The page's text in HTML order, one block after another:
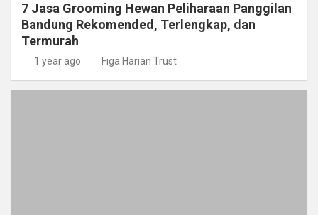
7 Jasa Grooming Hewan Peliharaan Panggilan
Bandung Rekomended, Terlengkap, dan
Termurah
1 year ago Figa Harian Trust